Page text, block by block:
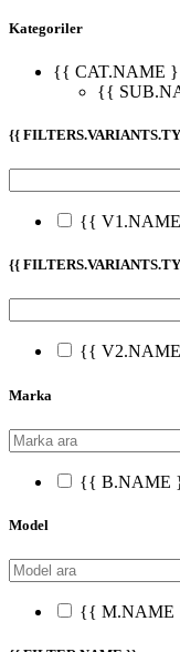
Kategoriler
{{ CAT.NAME
{{
{{
{{
{{
{{
Marka
{{ B.NAME
Model
{{